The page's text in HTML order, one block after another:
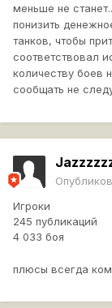
меньше не
понизить
танков, чтобы
соответствовал
количеству боев
сообщать не
Игроки
245 публикаций
4 033 боя
плюсы всегда